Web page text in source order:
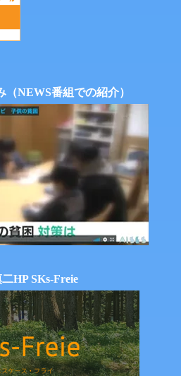
（NEWS番組での紹介）
HP SKs-Freie